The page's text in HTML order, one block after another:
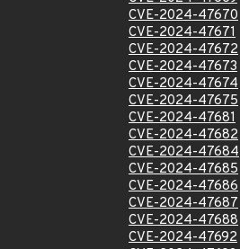
CVE-2024-47670
CVE-2024-47671
CVE-2024-47672
CVE-2024-47673
CVE-2024-47674
CVE-2024-47675
CVE-2024-47681
CVE-2024-47682
CVE-2024-47684
CVE-2024-47685
CVE-2024-47686
CVE-2024-47687
CVE-2024-47688
CVE-2024-47692